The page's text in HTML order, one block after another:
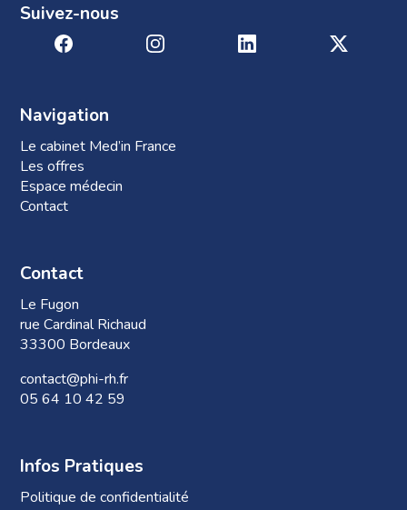
Suivez-nous
Navigation
Le cabinet Med’in France
Les offres
Espace médecin
Contact
Contact
Le Fugon
rue Cardinal Richaud
33300 Bordeaux
contact@phi-rh.fr
05 64 10 42 59
Infos Pratiques
Politique de confidentialité